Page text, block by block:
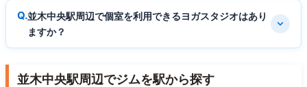
並木中央駅周辺で個室を利用できるヨガスタジオはあり
ますか？
並木中央駅周辺でジムを駅から探す